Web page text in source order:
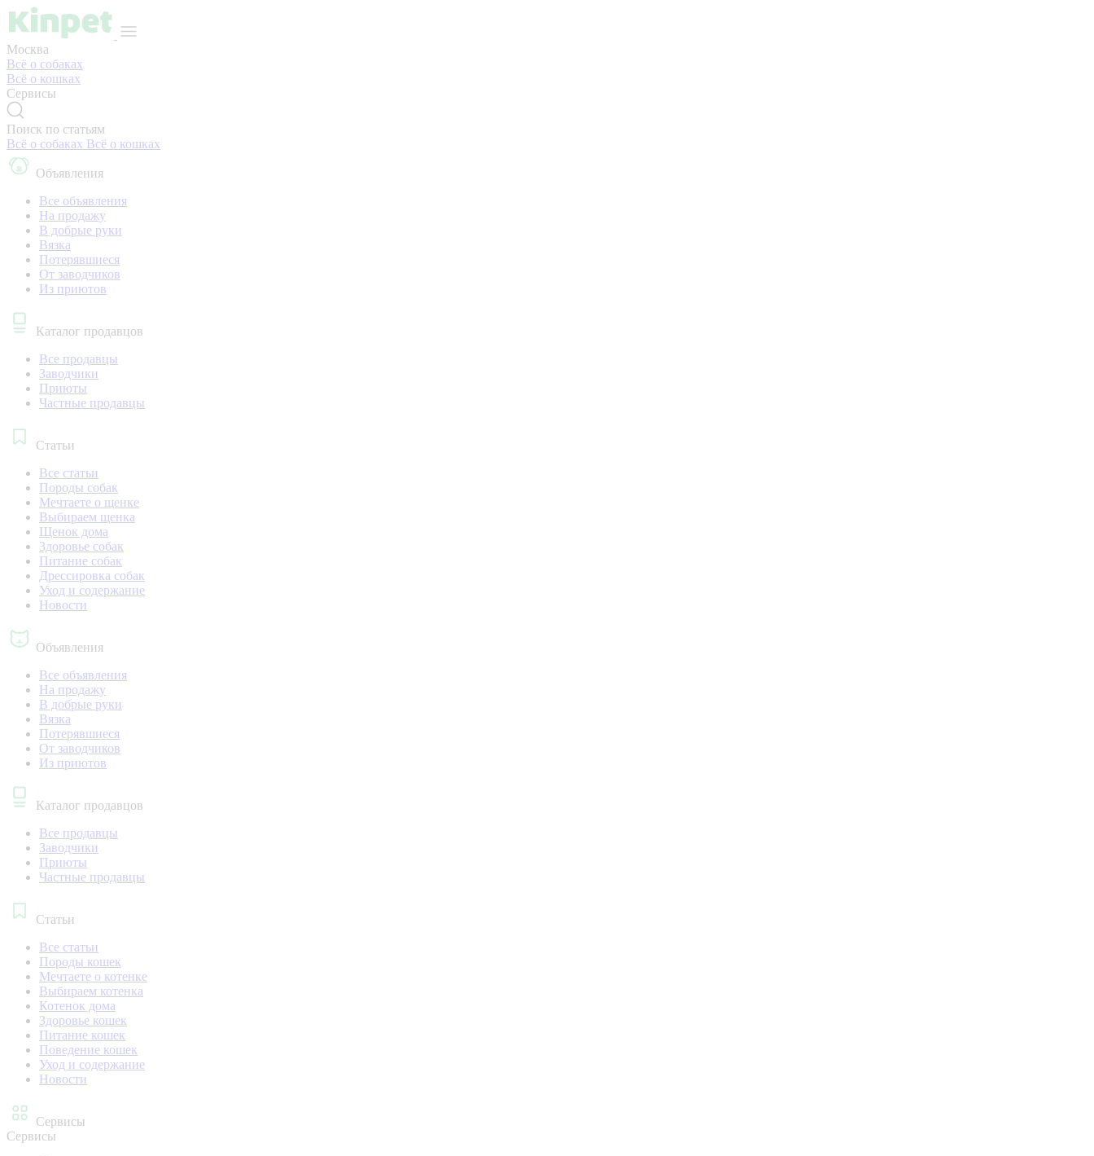
Москва
Всё о собаках
Всё о кошках
Сервисы
Поиск по статьям
Всё о собаках Всё о кошках
Объявления
Все объявления
На продажу
В добрые руки
Вязка
Потерявшиеся
От заводчиков
Из приютов
Каталог продавцов
Все продавцы
Заводчики
Приюты
Частные продавцы
Статьи
Все статьи
Породы собак
Мечтаете о щенке
Выбираем щенка
Щенок дома
Здоровье собак
Питание собак
Дрессировка собак
Уход и содержание
Новости
Объявления
Все объявления
На продажу
В добрые руки
Вязка
Потерявшиеся
От заводчиков
Из приютов
Каталог продавцов
Все продавцы
Заводчики
Приюты
Частные продавцы
Статьи
Все статьи
Породы кошек
Мечтаете о котенке
Выбираем котенка
Котенок дома
Здоровье кошек
Питание кошек
Поведение кошек
Уход и содержание
Новости
Сервисы
Сервисы